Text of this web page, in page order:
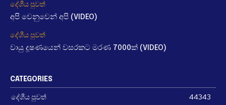
දේශීය පුවත්
අපි වෙනුවෙන් අපි (VIDEO)
දේශීය පුවත්
වායු දූෂණයෙන් වසරකට මරණ 7000ක් (VIDEO)
CATEGORIES
දේශීය පුවත් 44343